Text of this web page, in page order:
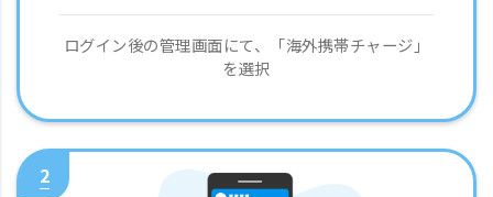
ログイン後の管理画面にて、「海外携帯チャージ」
を選択
2